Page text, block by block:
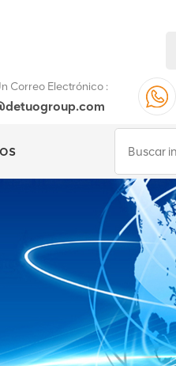
Correo Electrónico :